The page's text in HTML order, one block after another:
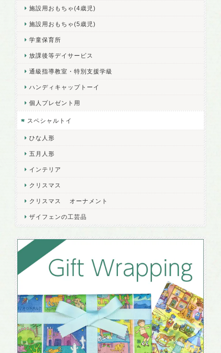
施設用おもちゃ(4歳児)
施設用おもちゃ(5歳児)
学童保育所
放課後等デイサービス
通級指導教室・特別支援学級
ハンディキャップトーイ
個人プレゼント用
スペシャルトイ
ひな人形
五月人形
インテリア
クリスマス
クリスマス オーナメント
ザイフェンの工芸品